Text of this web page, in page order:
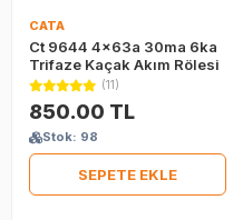
CATA
Ct 9644 4x63a 30ma 6ka
Trifaze Kaçak Akım Rölesi
(11)
850.00 TL
Stok: 98
SEPETE EKLE